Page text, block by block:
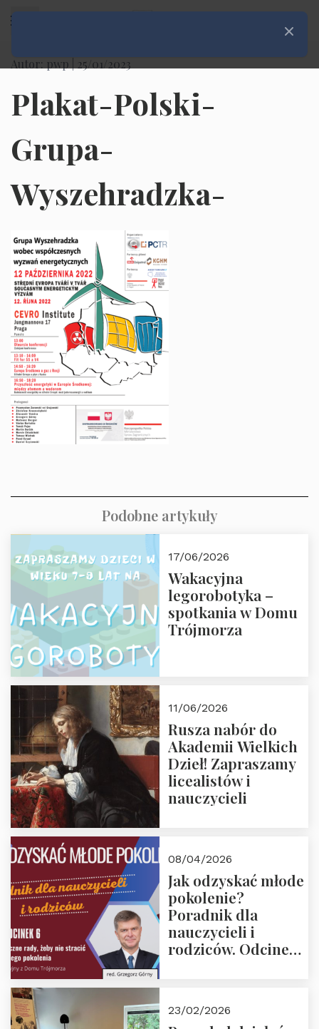
Autor: pwp | 25/01/2023
Plakat-Polski-
Grupa-
Wyszehradzka-
Podobne artykuły
17/06/2026
Wakacyjna
legorobotyka –
spotkania w Domu
Trójmorza
11/06/2026
Rusza nabór do
Akademii Wielkich
Dzieł! Zapraszamy
licealistów i
nauczycieli
08/04/2026
Jak odzyskać młode
pokolenie?
Poradnik dla
nauczycieli i
rodziców. Odcinek
Rozmawiają red.
23/02/2026
Zamknij